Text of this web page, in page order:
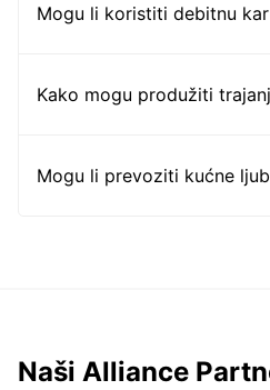
Mogu li koristiti debitnu
Kako mogu produžiti
Mogu li prevoziti kućne
Naši Alliance